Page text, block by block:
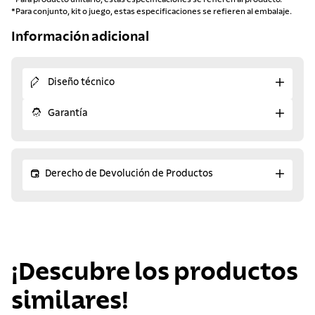
*Para conjunto, kit o juego, estas especificaciones se refieren al embalaje.
Información adicional
Diseño técnico
Garantía
Derecho de Devolución de Productos
¡Descubre los productos
similares!